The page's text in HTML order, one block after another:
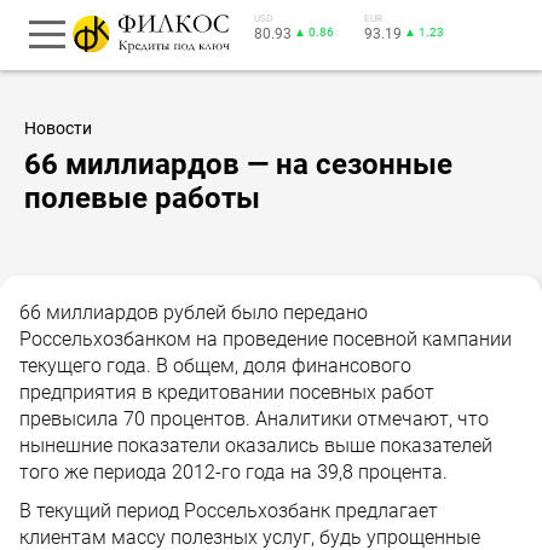
USD
80.93 ▲ 0.86
EUR
93.19 ▲ 1.23
Новости
66 миллиардов — на сезонные
полевые работы
66 миллиардов рублей было передано
Россельхозбанком на проведение посевной кампании
текущего года. В общем, доля финансового
предприятия в кредитовании посевных работ
превысила 70 процентов. Аналитики отмечают, что
нынешние показатели оказались выше показателей
того же периода 2012-го года на 39,8 процента.
В текущий период Россельхозбанк предлагает
клиентам массу полезных услуг, будь упрощенные